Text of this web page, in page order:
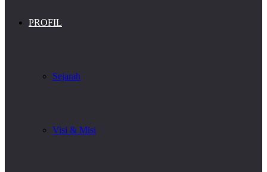
PROFIL
Sejarah
Visi & Misi